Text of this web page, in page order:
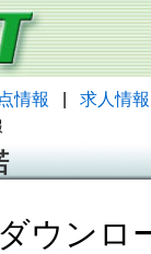
情報 求人情報
ウンロ